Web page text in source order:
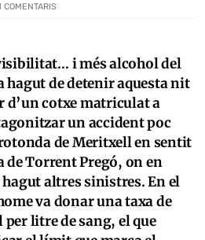
COMENTARIS
i més alcohol del
hagut de detenir aquesta nit
d’un cotxe matriculat a
un accident poc
de Meritxell en sentit
de Torrent Pregó, on en
altres sinistres. En el
va donar una taxa de
per litre de sang, el que